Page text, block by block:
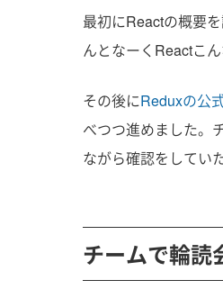
最初にReactの概要を
んとなーくReactこ
その後にReduxの公
べつつ進めました。
ながら確認をしてい
チ